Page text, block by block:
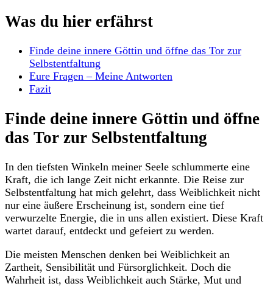
Was du hier erfährst
Finde deine innere Göttin und öffne das Tor zur
Selbstentfaltung
Eure Fragen – Meine Antworten
Fazit
Finde deine innere Göttin und öffne
das Tor zur‍ Selbstentfaltung
In den tiefsten Winkeln meiner Seele schlummerte eine
Kraft, die ich lange Zeit nicht erkannte. Die Reise zur
Selbstentfaltung hat mich gelehrt, dass Weiblichkeit nicht
‌nur eine‍ äußere Erscheinung ist,⁣ sondern eine tief
⁢verwurzelte Energie, die in uns ‍allen existiert. Diese Kraft
wartet darauf, entdeckt und gefeiert zu werden.
Die meisten Menschen denken bei Weiblichkeit an
Zartheit, Sensibilität und Fürsorglichkeit. Doch die
Wahrheit ist, ⁢dass Weiblichkeit auch Stärke, Mut‌ und